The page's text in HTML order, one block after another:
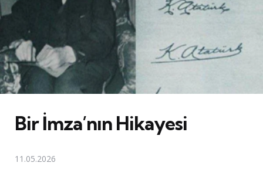
Bir İmza’nın Hikayesi
11.05.2026